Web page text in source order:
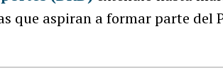
que aspiran a formar parte del